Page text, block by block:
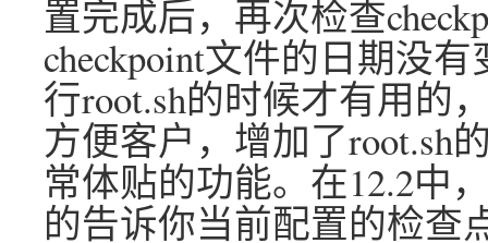
置完成后，再次检查
checkpoint文件的日期没
行root.sh的时候才有用的
方便客户，增加了root.sh
常体贴的功能。在12.2中
的告诉你当前配置的检查